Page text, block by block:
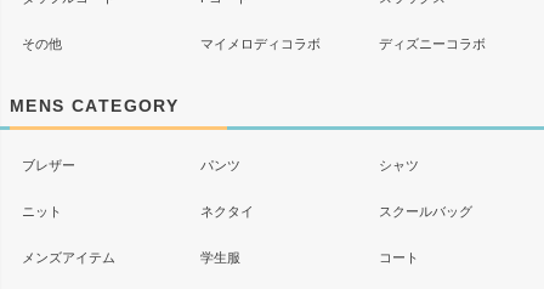
その他 マイメロディコラボ ディズニーコラボ
MENS CATEGORY
ブレザー パンツ シャツ
ニット ネクタイ スクールバッグ
メンズアイテム 学生服 コート